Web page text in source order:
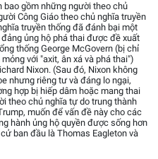
gồm những người theo chủ
Công Giáo theo chủ nghĩa truyền
truyền thống đã đánh bại một
ủng hộ phá thai được đề xuất
thống George McGovern (bị chỉ
với "axit, ân xá và phá thai")
Nixon. (Sau đó, Nixon không
nhưng riêng tư và đáng lo ngại,
hợp bị hiếp dâm hoặc mang thai
theo chủ nghĩa tự do trung thành
muốn để vấn đề này cho các
hành ủng hộ quyền được sống hơn
ban đầu là Thomas Eagleton và